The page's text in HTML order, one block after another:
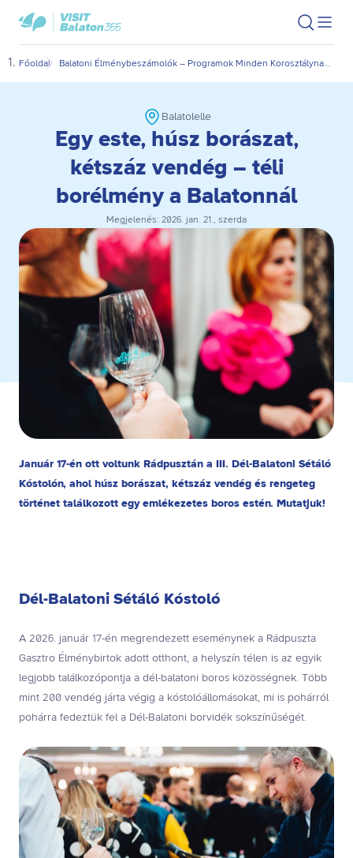
Ugrás
fő
Ugrás
oldal
VisitBalaton365
kezdőlap
Keresés
Főoldal Balatoni Élménybeszámolók – Programok Minden Korosztálynak Egész Évben | visitbalaton365.hu
Balatolelle
Egy este, húsz borászat,
kétszáz vendég – téli
borélmény a Balatonnál
Megjelenés: 2026. jan. 21., szerda
Január 17-én ott voltunk Rádpusztán a III. Dél-Balatoni Sétáló
Kóstolón, ahol húsz borászat, kétszáz vendég és rengeteg
történet találkozott egy emlékezetes boros estén. Mutatjuk!
Dél-Balatoni Sétáló Kóstoló
A 2026. január 17-én megrendezett eseménynek a Rádpuszta
Gasztro Élménybirtok adott otthont, a helyszín télen is az egyik
legjobb találkozópontja a dél-balatoni boros közösségnek. Több
mint 200 vendég járta végig a kóstolóállomásokat, mi is pohárról
pohárra fedeztük fel a Dél-Balatoni borvidék sokszínűségét.